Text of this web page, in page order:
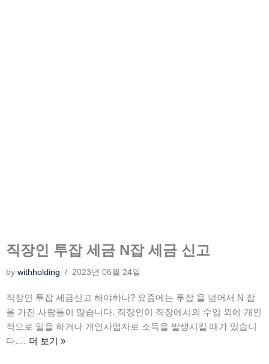
직장인 투잡 세금 N잡 세금 신고
by withholding 2023년 06월 24일
직장인 투잡 세금신고 해야하나? 요즘에는 투잡 을 넘어서 N 잡
을 가진 사람들이 많습니다. 직장인이 직장에서의 수입 외에 개인
적으로 일을 하거나 개인사업자로 소득을 발생시킬 때가 있습니
다.… 더 보기 »